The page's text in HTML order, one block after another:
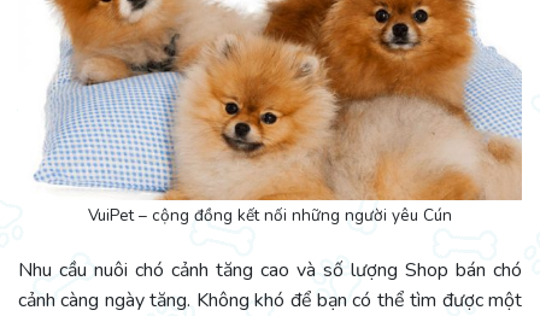
VuiPet – cộng đồng kết nối những người yêu Cún
Nhu cầu nuôi chó cảnh tăng cao và số lượng Shop bán chó
cảnh càng ngày tăng. Không khó để bạn có thể tìm được một